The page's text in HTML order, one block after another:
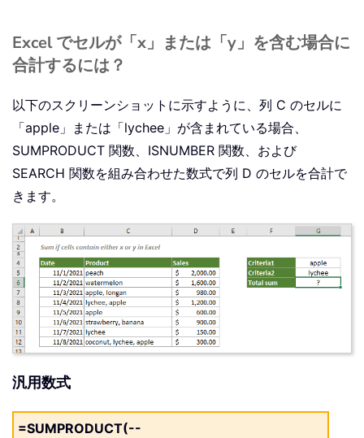
Excel でセルが「x」または「y」を含む場合に
合計するには？
以下のスクリーンショットに示すように、列 C のセルに
「apple」または「lychee」が含まれている場合、
SUMPRODUCT 関数、ISNUMBER 関数、および
SEARCH 関数を組み合わせた数式で列 D のセルを合計で
きます。
汎用数式
=SUMPRODUCT(--